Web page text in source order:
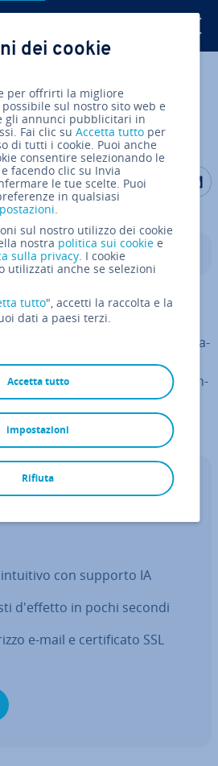
un confronto
ge­ne­ra­
Condividi
ge­ne­ra­to­ri di siti statici
di siti web veloci e
su contenuti statici. Hugo si
build ra­pi­dis­si­mi e una con­fi­gu­ra­
è av­van­tag­gia­to grazie alla
e alla fles­si­bi­li­tà nelle esten­
utilizzo per entrambi gli
e do­cu­men­ta­zio­ne.
con supporto IA
d'effetto in pochi secondi
e-mail e cer­ti­fi­ca­to SSL
dei cookie
per offrirti la migliore
sul nostro sito web e
gli annunci pubblicitari in
Fai clic suAccetta tutto per
di tutti i cookie. Puoi anche
consentire selezionando le
facendo clic su Invia
le tue scelte. Puoi
in qualsiasi
.
sul nostro utilizzo dei cookie
nostra politica sui cookie e
sulla privacy. I cookie
utilizzati anche se selezioni
tutto", accetti la raccolta e la
dati a paesi terzi.
Accetta tutto
Rifiuta
impostazioni